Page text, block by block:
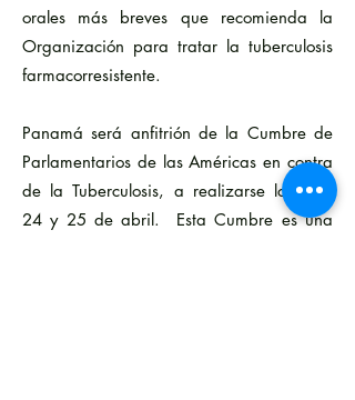
orales más breves que recomienda la
Organización para tratar la tuberculosis
farmacorresistente.
Panamá será anfitrión de la Cumbre de
Parlamentarios de las Américas en contra
de la Tuberculosis, a realizarse los días
24 y 25 de abril. Esta Cumbre es una